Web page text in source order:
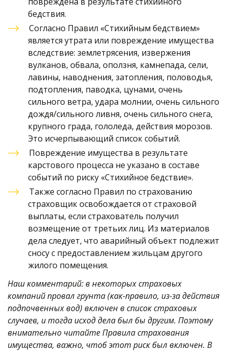
бедствия.
Согласно Правил «Стихийным бедствием»
является утрата или повреждение имущества
вследствие: землетрясения, извержения
вулканов, обвала, оползня, камнепада, сели,
лавины, наводнения, затопления, половодья,
подтопления, паводка, цунами, очень
сильного ветра, удара молнии, очень сильного
дождя/сильного ливня, очень сильного снега,
крупного града, гололеда, действия морозов.
Это исчерпывающий список событий.
Повреждение имущества в результате
карстового процесса не указано в составе
событий по риску «Стихийное бедствие».
Также согласно Правил по страхованию
страховщик освобождается от страховой
выплаты, если страхователь получил
возмещение от третьих лиц. Из материалов
дела следует, что аварийный объект подлежит
сносу с предоставлением жильцам другого
жилого помещения.
Наш комментарий: в некоторых страховых
компаний провал грунта (как-правило, из-за действия
подпочвенных вод) включен в список страховых
случаев, и тогда исход дела был бы другим. Поэтому
внимательно читайте Правила страхования
имущества, важно, чтоб этот риск был включен. В